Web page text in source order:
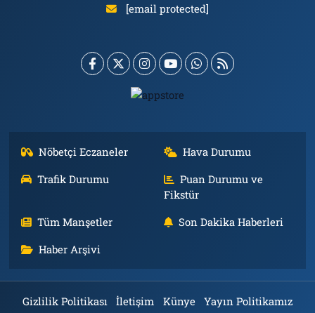
[email protected]
Nöbetçi Eczaneler
Hava Durumu
Trafik Durumu
Puan Durumu ve
Fikstür
Tüm Manşetler
Son Dakika Haberleri
Haber Arşivi
Gizlilik Politikası İletişim Künye Yayın Politikamız